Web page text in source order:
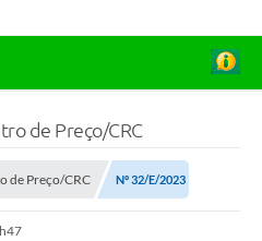
de Preço/CRC
de Preço/CRC Nº 32/E/2023